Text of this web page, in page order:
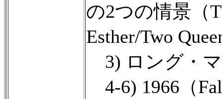
の2つの情景（
Esther/Two
3) ロング・
4-6) 1966（